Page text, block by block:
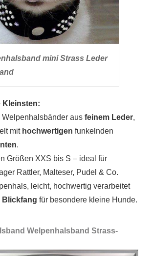
mini Strass Leder
Kleinsten:
Welpenhalsbänder aus feinem Leder,
mithochwertigen funkelnden
.
Größen XXS bis S – ideal für
Rattler, Malteser, Pudel & Co.
leicht, hochwertig verarbeitet
Blickfang für besondere kleine Hunde.
Welpenhalsband Strass-